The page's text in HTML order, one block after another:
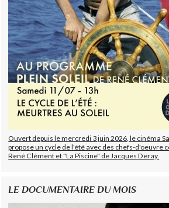
Ouvert depuis le mercredi 3 juin 2026, le cinéma
propose un cycle de l'été avec des chefs-d'oeuvre
René Clément et "La Piscine" de Jacques Deray.
LE DOCUMENTAIRE DU MOIS